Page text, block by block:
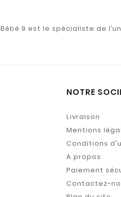
Bébé 9 est le spécialiste de
NOTRE
Livraison
Mentions
Conditions
A propos
Paiement
Contactez-